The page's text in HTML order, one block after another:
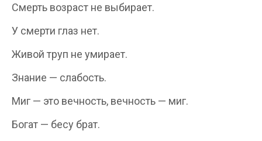
Смерть возраст не выбирает.
У смерти глаз нет.
Живой труп не умирает.
Знание — слабость.
Миг — это вечность, вечность — миг.
Богат — бесу брат.